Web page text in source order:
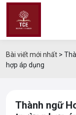
Bài viết mới nhất >
hợp áp dụng
Thành ngữ